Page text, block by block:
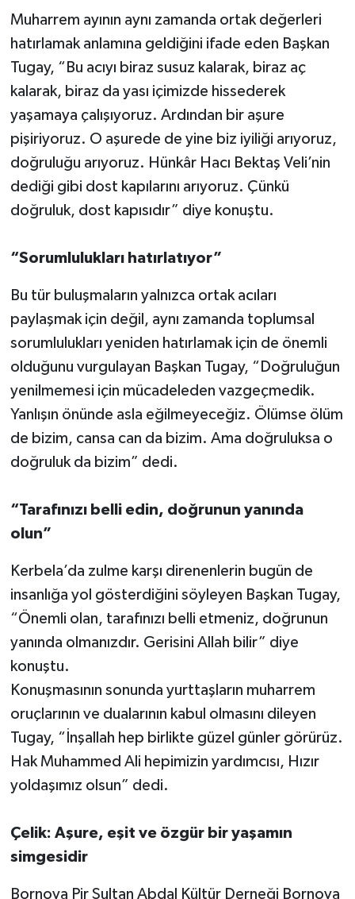
Muharrem ayının aynı zamanda ortak değerleri
hatırlamak anlamına geldiğini ifade eden Başkan
Tugay, “Bu acıyı biraz susuz kalarak, biraz aç
kalarak, biraz da yası içimizde hissederek
yaşamaya çalışıyoruz. Ardından bir aşure
pişiriyoruz. O aşurede de yine biz iyiliği arıyoruz,
doğruluğu arıyoruz. Hünkâr Hacı Bektaş Veli’nin
dediği gibi dost kapılarını arıyoruz. Çünkü
doğruluk, dost kapısıdır” diye konuştu.
“Sorumlulukları hatırlatıyor”
Bu tür buluşmaların yalnızca ortak acıları
paylaşmak için değil, aynı zamanda toplumsal
sorumlulukları yeniden hatırlamak için de önemli
olduğunu vurgulayan Başkan Tugay, “Doğruluğun
yenilmemesi için mücadeleden vazgeçmedik.
Yanlışın önünde asla eğilmeyeceğiz. Ölümse ölüm
de bizim, cansa can da bizim. Ama doğruluksa o
doğruluk da bizim” dedi.
“Tarafınızı belli edin, doğrunun yanında
olun”
Kerbela’da zulme karşı direnenlerin bugün de
insanlığa yol gösterdiğini söyleyen Başkan Tugay,
“Önemli olan, tarafınızı belli etmeniz, doğrunun
yanında olmanızdır. Gerisini Allah bilir” diye
konuştu.
Konuşmasının sonunda yurttaşların muharrem
oruçlarının ve dualarının kabul olmasını dileyen
Tugay, “İnşallah hep birlikte güzel günler görürüz.
Hak Muhammed Ali hepimizin yardımcısı, Hızır
yoldaşımız olsun” dedi.
Çelik: Aşure, eşit ve özgür bir yaşamın
simgesidir
Bornova Pir Sultan Abdal Kültür Derneği Bornova